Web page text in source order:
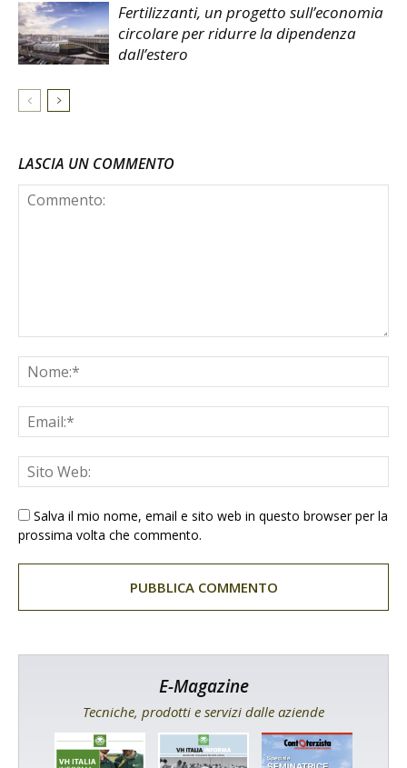
Fertilizzanti, un progetto sull’economia
circolare per ridurre la dipendenza
dall’estero
LASCIA UN COMMENTO
Salva il mio nome, email e sito web in questo browser per la
prossima volta che commento.
E-Magazine
Tecniche, prodotti e servizi dalle aziende